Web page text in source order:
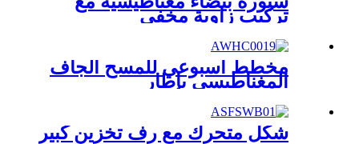
تركيب زاوية مخفي
مخطط أسبوعي للمسح الجاف
المغناطيسي بإطار
شكل متحرك مع رف تخزين كبير